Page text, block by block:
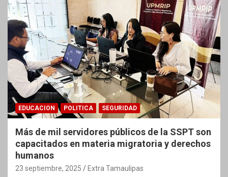
EDUCACION POLITICA SEGURIDAD
Más de mil servidores públicos de la SSPT son
capacitados en materia migratoria y derechos
humanos
23 septiembre, 2025 Extra Tamaulipas